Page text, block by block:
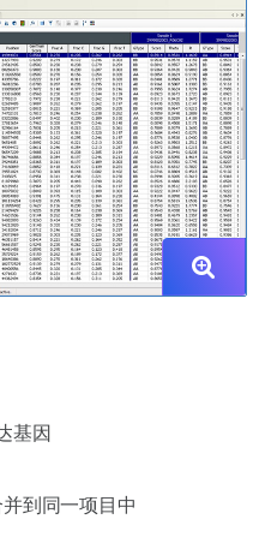
基因
到同一项目中